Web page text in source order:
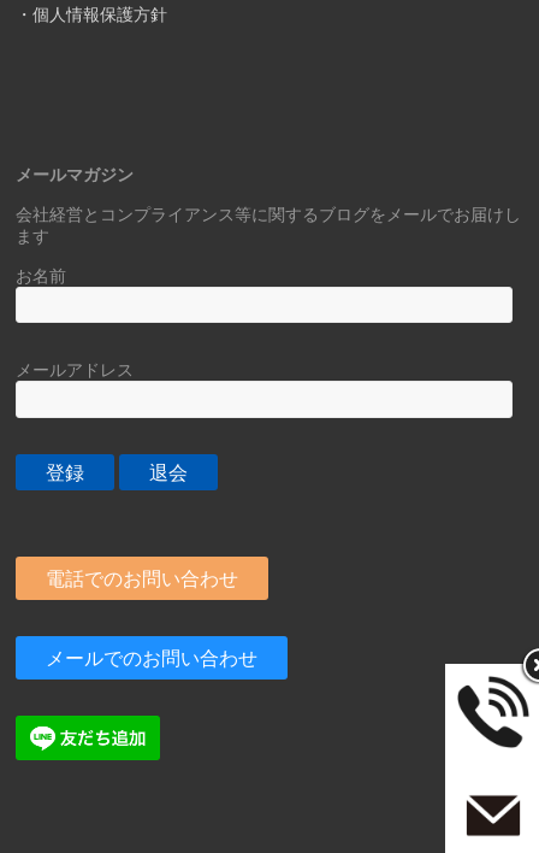
・個人情報保護方針
メールマガジン
会社経営とコンプライアンス等に関するブログをメールでお届けし
ます
お名前
メールアドレス
電話でのお問い合わせ
メールでのお問い合わせ